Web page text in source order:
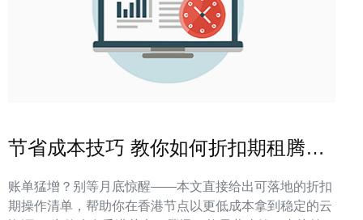
节省成本技巧 教你如何折扣期租腾讯
账单猛增？别等月底惊醒——本文直接给出可落地的折扣
期操作清单，帮助你在香港节点以更低成本拿到稳定的云